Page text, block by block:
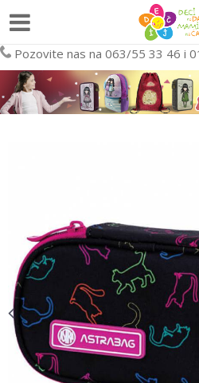
Pozovite nas na 063/55 33 46 i